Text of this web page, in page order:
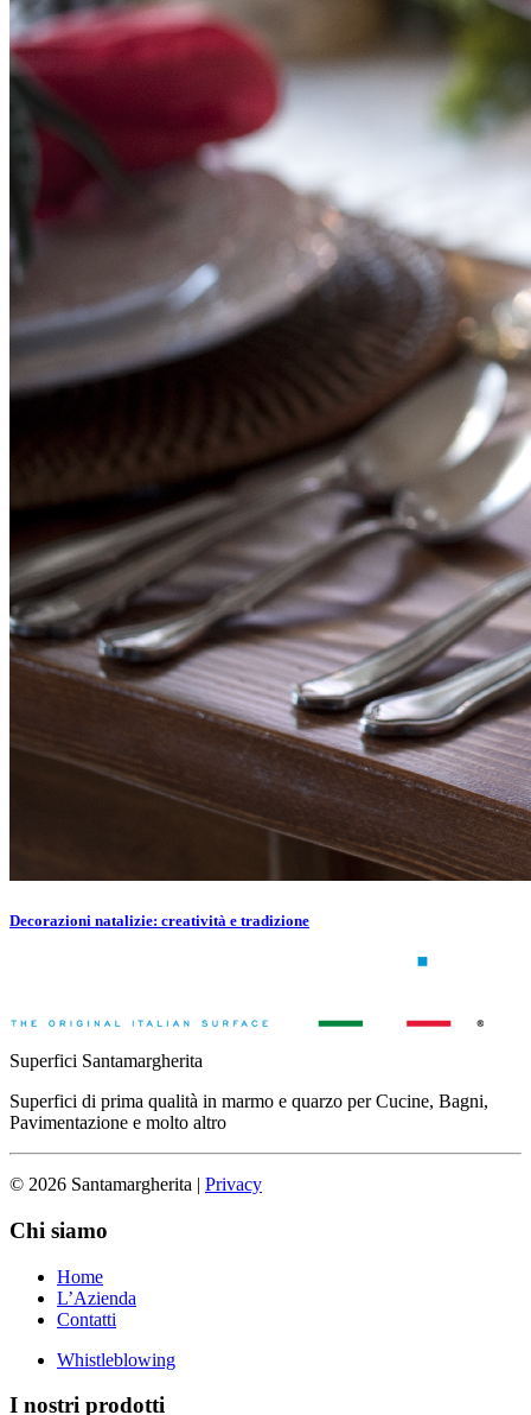
Decorazioni natalizie: creatività e tradizione
Superfici Santamargherita
Superfici di prima qualità in marmo e quarzo per Cucine, Bagni,
Pavimentazione e molto altro
© 2026 Santamargherita | Privacy
Chi siamo
Home
L’Azienda
Contatti
Whistleblowing
I nostri prodotti